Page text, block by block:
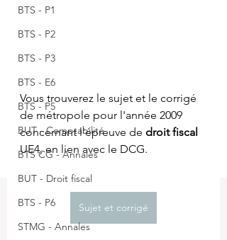
BTS - P1
BTS - P2
BTS - P3
BTS - E6
BTS - P5
BUT - Comptabilité
BTS CG - Annales
BUT - Droit fiscal
BTS - P6
STMG - Annales
Vous trouverez le sujet et le corrigé
de métropole pour l'année 2009
concernant l'épreuve de droit fiscal
UE4, en lien avec le DCG.
Sujet et corrigé